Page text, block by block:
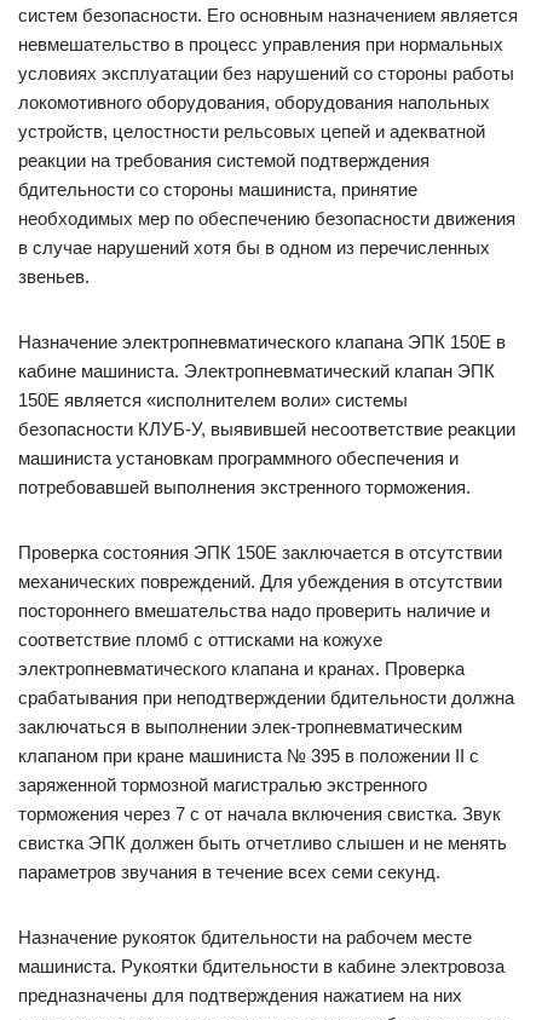
систем безопасности. Его основным назначением является
невмешательство в процесс управления при нормальных
условиях эксплуатации без нарушений со стороны работы
локомотивного оборудования, оборудования напольных
устройств, целостности рельсовых цепей и адекватной
реакции на требования системой подтверждения
бдительности со стороны машиниста, принятие
необходимых мер по обеспечению безопасности движения
в случае нарушений хотя бы в одном из перечисленных
звеньев.
Назначение электропневматического клапана ЭПК 150Е в
кабине машиниста. Электропневматический клапан ЭПК
150Е является «исполнителем воли» системы
безопасности КЛУБ-У, выявившей несоответствие реакции
машиниста установкам программного обеспечения и
потребовавшей выполнения экстренного торможения.
Проверка состояния ЭПК 150Е заключается в отсутствии
механических повреждений. Для убеждения в отсутствии
постороннего вмешательства надо проверить наличие и
соответствие пломб с оттисками на кожухе
электропневматического клапана и кранах. Проверка
срабатывания при неподтверждении бдительности должна
заключаться в выполнении элек-тропневматическим
клапаном при кране машиниста № 395 в положении II с
заряженной тормозной магистралью экстренного
торможения через 7 с от начала включения свистка. Звук
свистка ЭПК должен быть отчетливо слышен и не менять
параметров звучания в течение всех семи секунд.
Назначение рукояток бдительности на рабочем месте
машиниста. Рукоятки бдительности в кабине электровоза
предназначены для подтверждения нажатием на них